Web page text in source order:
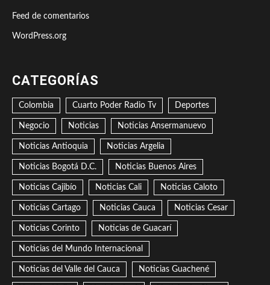
Feed de comentarios
WordPress.org
CATEGORÍAS
Colombia Cuarto Poder Radio Tv Deportes
Negocio Noticias Noticias Ansermanuevo
Noticias Antioquia Noticias Argelia
Noticias Bogotá D.C. Noticias Buenos Aires
Noticias Cajibío Noticias Cali Noticias Caloto
Noticias Cartago Noticias Cauca Noticias Cesar
Noticias Corinto Noticias de Guacarí
Noticias del Mundo Internacional
Noticias del Valle del Cauca Noticias Guachené